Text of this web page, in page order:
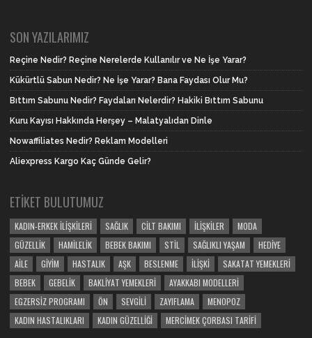
SON YAZILARIMIZ
Reçine Nedir? Reçine Nerelerde Kullanılır ve Ne İşe Yarar?
Kükürtlü Sabun Nedir? Ne İşe Yarar? Bana Faydası Olur Mu?
Bıttım Sabunu Nedir? Faydaları Nelerdir? Hakiki Bıttım Sabunu
Kuru Kayısı Hakkında Herşey – Malatyalıdan Dinle
Nowaffiliates Nedir? Reklam Modelleri
Aliexpress Kargo Kaç Günde Gelir?
ETIKET BULUTUMUZ
KADIN-ERKEK İLIŞKILERI SAĞLIK CILT BAKIMI İLIŞKILER
MODA
GÜZELLIK
HAMILELIK BEBEK BAKIMI STIL SAĞLIKLI YAŞAM
HEDIYE
AILE
GIYIM HASTALIK AŞK BESLENME İLIŞKI
SAKATAT YEMEKLERI
BEBEK
GEBELIK BAKLIYAT YEMEKLERI
AYAKKABI MODELLERI
EGZERSIZ PROGRAMI
ÖN SEVGILI ZAYIFLAMA
MENOPOZ
KADIN HASTALIKLARI
KADIN GÜZELLIĞI MERCIMEK ÇORBASI TARIFI